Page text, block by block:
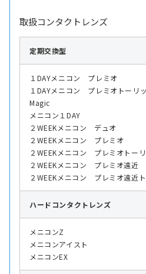
取扱コンタクトレンズ
定期交換型
１DAYメニコン プレミオ
１DAYメニコン プレミオトーリ
Magic
メニコン１DAY
２WEEKメニコン デュオ
２WEEKメニコン プレミオ
２WEEKメニコン プレミオトー
２WEEKメニコン プレミオ遠近
２WEEKメニコン プレミオ遠近
ハード コンタクトレンズ
メニコンZ
メニコンアイスト
メニコンEX